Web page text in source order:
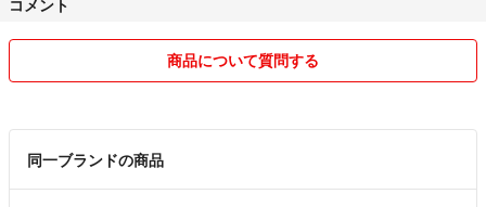
コメント
商品について質問する
同一ブランドの商品